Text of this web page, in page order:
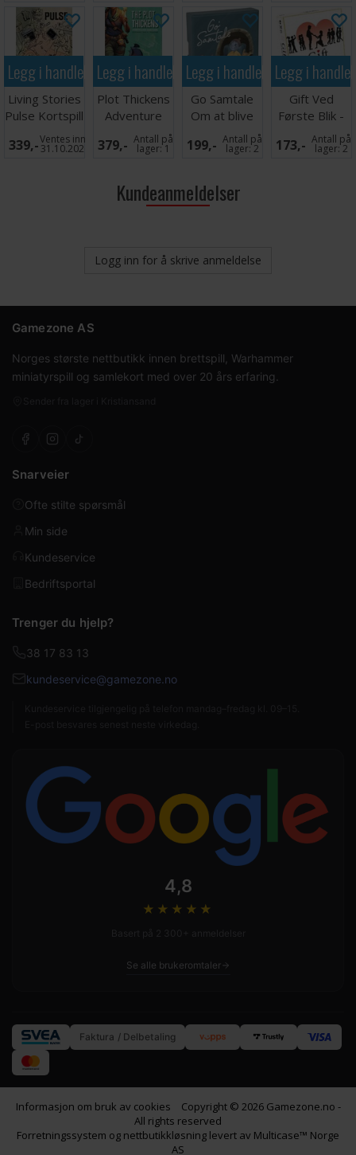
Legg i handlekurven
Living Stories
Pulse Kortspill
339,-Ventes inn
31.10.2026
Legg i handlekurven
Plot Thickens
Adventure
Kortspill
379,- Antall på
lager:1
Legg i handlekurven
Go Samtale
Om at blive
Forældre -
DANSK
199,- Antall på
lager:2
Legg i
Gift Ved
Første Blik -
DANSK
173,- Antall på
lager:2
Kundeanmeldelser
Logg inn for å skrive anmeldelse
Gamezone AS
Norges største nettbutikk innen brettspill, Warhammer
miniatyrspill og samlekort med over 20 års erfaring.
Snarveier
Ofte stilte spørsmål
Min side
Kundeservice
Bedriftsportal
Trenger du hjelp?
38 17 83 13
kundeservice@gamezone.no
4,8
★★★★ ★
Se alle brukeromtaler
Faktura / Delbetaling
Informasjon om bruk av cookies
Copyright © 2026 Gamezone.no -
All rights reserved
Forretningssystem og nettbutikkløsning levert av Multicase™ Norge
AS